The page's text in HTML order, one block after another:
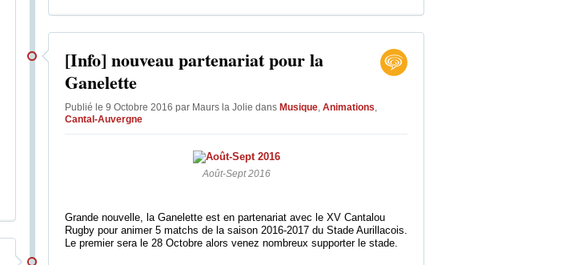
[Info] nouveau partenariat pour la
Ganelette
Publié le 9 Octobre 2016 par Maurs la Jolie dans Musique, Animations,
Cantal-Auvergne
Août-Sept 2016
Grande nouvelle, la Ganelette est en partenariat avec le XV Cantalou
Rugby pour animer 5 matchs de la saison 2016-2017 du Stade Aurillacois.
Le premier sera le 28 Octobre alors venez nombreux supporter le stade.